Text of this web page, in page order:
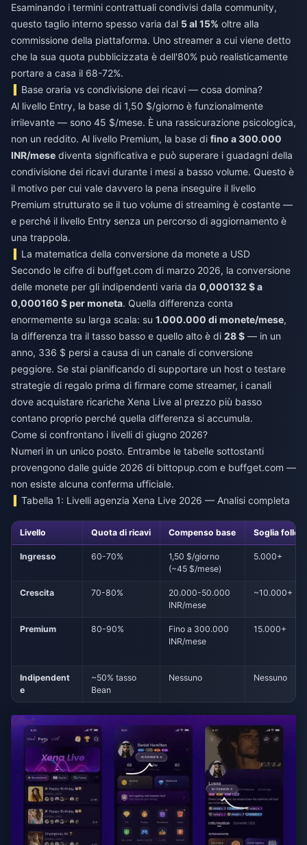
Esaminando i termini contrattuali condivisi dalla community,
questo taglio interno spesso varia dal 5 al 15% oltre alla
commissione della piattaforma. Uno streamer a cui viene detto
che la sua quota pubblicizzata è dell'80% può realisticamente
portare a casa il 68-72%.
Base oraria vs condivisione dei ricavi — cosa domina?
Al livello Entry, la base di 1,50 $/giorno è funzionalmente
irrilevante — sono 45 $/mese. È una rassicurazione psicologica,
non un reddito. Al livello Premium, la base di fino a 300.000
INR/mese diventa significativa e può superare i guadagni della
condivisione dei ricavi durante i mesi a basso volume. Questo è
il motivo per cui vale davvero la pena inseguire il livello
Premium strutturato se il tuo volume di streaming è costante —
e perché il livello Entry senza un percorso di aggiornamento è
una trappola.
La matematica della conversione da monete a USD
Secondo le cifre di buffget.com di marzo 2026, la conversione
delle monete per gli indipendenti varia da 0,000132 $ a
0,000160 $ per moneta. Quella differenza conta
enormemente su larga scala: su 1.000.000 di monete/mese,
la differenza tra il tasso basso e quello alto è di 28 $ — in un
anno, 336 $ persi a causa di un canale di conversione
peggiore. Se stai pianificando di supportare un host o testare
strategie di regalo prima di firmare come streamer, i canali
dove acquistare ricariche Xena Live al prezzo più basso
contano proprio perché quella differenza si accumula.
Come si confrontano i livelli di giugno 2026?
Numeri in un unico posto. Entrambe le tabelle sottostanti
provengono dalle guide 2026 di bittopup.com e buffget.com —
non esiste alcuna conferma ufficiale.
Tabella 1: Livelli agenzia Xena Live 2026 — Analisi completa
Livello Quota di ricavi Compenso base Soglia
Ingresso 60-70%
1,50 $/giorno
(~45 $/mese)
5.000+
Crescita 70-80%
20.000-50.000
INR/mese
~10.000+
Premium 80-90%
Fino a 300.000
INR/mese
15.000+
Indipendent
e
~50% tasso
Bean
Nessuno Nessuno